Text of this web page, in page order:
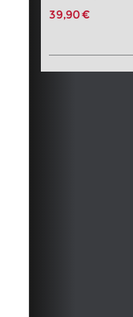
39,90 €